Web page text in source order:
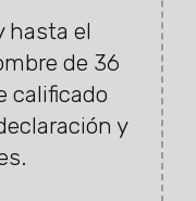
hasta el
de 36
calificado
y